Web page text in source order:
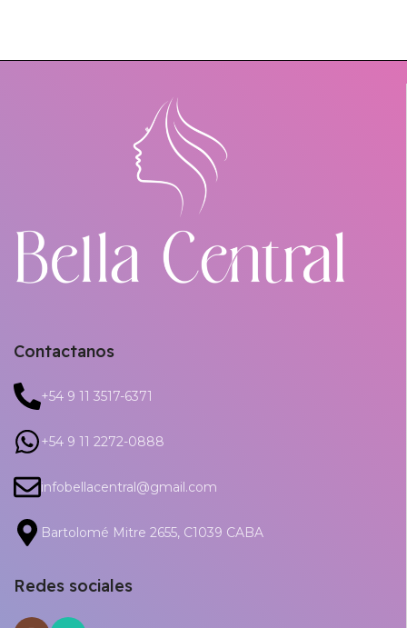
Contactanos
+54 9 11 3517-6371
+54 9 11 2272-0888
infobellacentral@gmail.com
Bartolomé Mitre 2655, C1039 CABA
Redes sociales